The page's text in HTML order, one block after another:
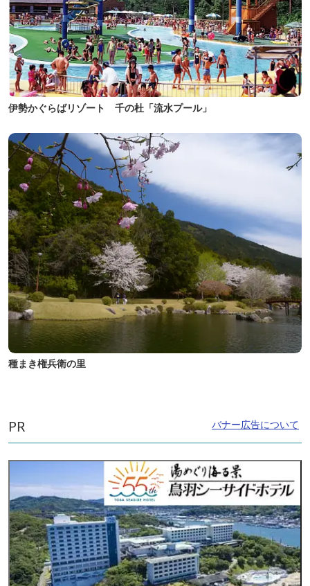
伊勢かぐらばリゾート 千の杜「流水プール」
種まき権兵衛の里
PR バナー広告について